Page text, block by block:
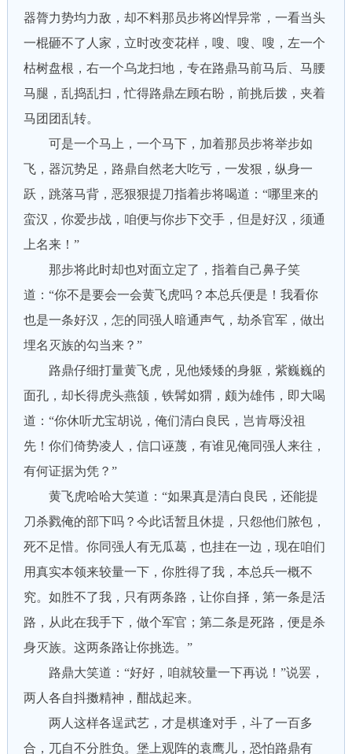
器膂力势均力敌，却不料那员步将凶悍异常，一看当头
一棍砸不了人家，立时改变花样，嗖、嗖、嗖，左一个
枯树盘根，右一个乌龙扫地，专在路鼎马前马后、马腰
马腿，乱捣乱扫，忙得路鼎左顾右盼，前挑后拨，夹着
马团团乱转。
可是一个马上，一个马下，加着那员步将举步如
飞，器沉势足，路鼎自然老大吃亏，一发狠，纵身一
跃，跳落马背，恶狠狠提刀指着步将喝道：“哪里来的
蛮汉，你爱步战，咱便与你步下交手，但是好汉，须通
上名来！”
那步将此时却也对面立定了，指着自己鼻子笑
道：“你不是要会一会黄飞虎吗？本总兵便是！我看你
也是一条好汉，怎的同强人暗通声气，劫杀官军，做出
埋名灭族的勾当来？”
路鼎仔细打量黄飞虎，见他矮矮的身躯，紫巍巍的
面孔，却长得虎头燕颔，铁髯如猬，颇为雄伟，即大喝
道：“你休听尤宝胡说，俺们清白良民，岂肯辱没祖
先！你们倚势凌人，信口诬蔑，有谁见俺同强人来往，
有何证据为凭？”
黄飞虎哈哈大笑道：“如果真是清白良民，还能提
刀杀戮俺的部下吗？今此话暂且休提，只怨他们脓包，
死不足惜。你同强人有无瓜葛，也挂在一边，现在咱们
用真实本领来较量一下，你胜得了我，本总兵一概不
究。如胜不了我，只有两条路，让你自择，第一条是活
路，从此在我手下，做个军官；第二条是死路，便是杀
身灭族。这两条路让你挑选。”
路鼎大笑道：“好好，咱就较量一下再说！”说罢，
两人各自抖擞精神，酣战起来。
两人这样各逞武艺，才是棋逢对手，斗了一百多
合，兀自不分胜负。堡上观阵的袁鹰儿，恐怕路鼎有